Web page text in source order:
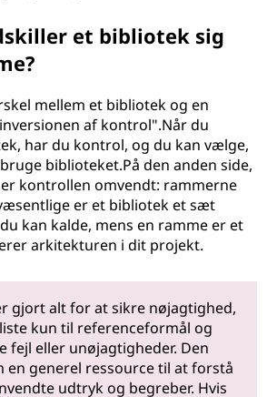
et bibliotek sig
mellem et bibliotek og en
af kontrol".Når du
har du kontrol, og du kan vælge,
biblioteket.På den anden side,
kontrollen omvendt: rammerne
er et bibliotek et sæt
kan kalde, mens en ramme er et
arkitekturen i dit projekt.
gjort alt for at sikre nøjagtighed,
kun til referenceformål og
fejl eller unøjagtigheder. Den
en generel ressource til at forstå
udtryk og begreber. Hvis